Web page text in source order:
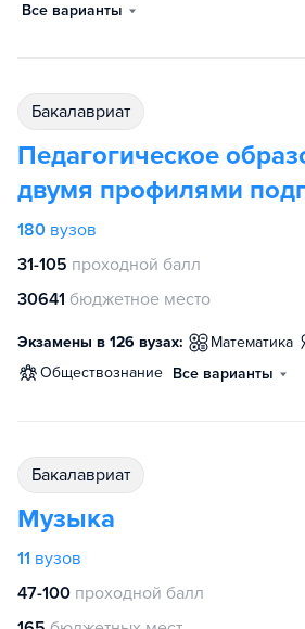
Все варианты
бакалавриат
Педагогическое
двумя профилями
180 вузов
31-105 проходной балл
30641 бюджетное место
Экзамены в 126 вузах: математика
обществознание Все варианты
бакалавриат
Музыка
11 вузов
47-100 проходной балл